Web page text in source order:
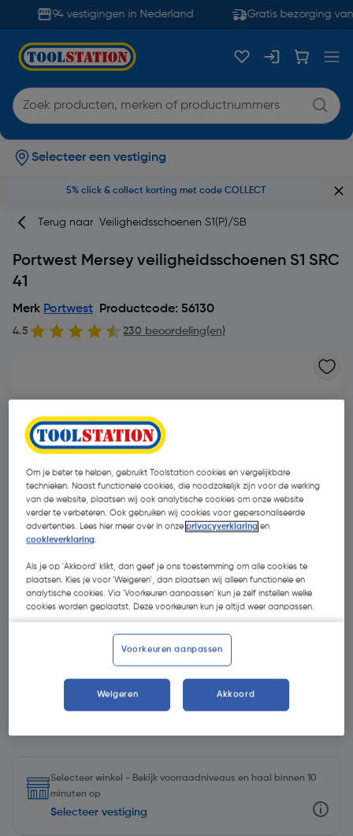
94 vestigingen in Nederland Gratis bezorging
Selecteer een vestiging
5% click & collect korting met code COLLECT
Terug naar Veiligheidsschoenen S1(P)/SB
Portwest Mersey veiligheidsschoenen S1 SRC
41
Merk Portwest Productcode: 56130
4.5 230 beoordeling(en)
€ 47,95
Kies productvariant(6)
Selecteer winkel - Bekijk voorraadniveaus en haal binnen 10
minuten op
Selecteer vestiging
Om je beter te helpen, gebruikt Toolstation cookies en vergelijkbare
technieken. Naast functionele cookies, die noodzakelijk zijn voor de werking
van de website, plaatsen wij ook analytische cookies om onze website
verder te verbeteren. Ook gebruiken wij cookies voor gepersonaliseerde
advertenties. Lees hier meer over in onzeprivacyverklaring en
cookieverklaring.
Als je op 'Akkoord' klikt, dan geef je ons toestemming om alle cookies te
plaatsen. Kies je voor 'Weigeren', dan plaatsen wij alleen functionele en
analytische cookies. Via 'Voorkeuren aanpassen' kun je zelf instellen welke
cookies worden geplaatst. Deze voorkeuren kun je altijd weer aanpassen.
Voorkeuren aanpassen
Weigeren Akkoord